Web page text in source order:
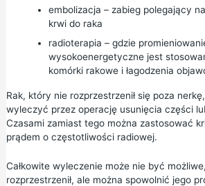
embolizacja – zabieg polegający
krwi do raka
radioterapia – gdzie
wysokoenergetyczne jest
komórki rakowe i łagodzenia
Rak, który nie rozprzestrzenił się poza
wyleczyć przez operację usunięcia części
Czasami zamiast tego można zastosować
prądem o częstotliwości radiowej.
Całkowite wyleczenie może nie być
rozprzestrzenił, ale można spowolnić jego